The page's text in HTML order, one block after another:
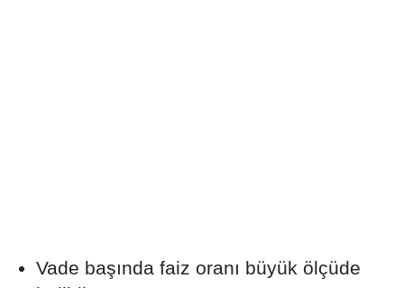
Vade başında faiz oranı büyük ölçüde